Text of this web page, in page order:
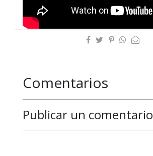
Comentarios
Publicar un comentario